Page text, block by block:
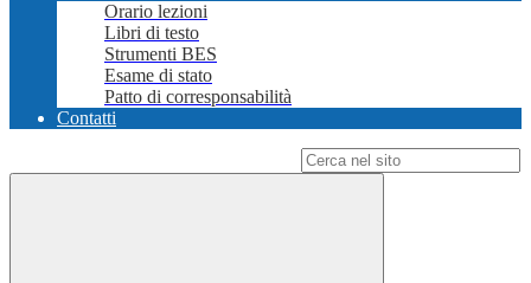
Orario lezioni
Libri di testo
Strumenti BES
Esame di stato
Patto di corresponsabilità
Contatti